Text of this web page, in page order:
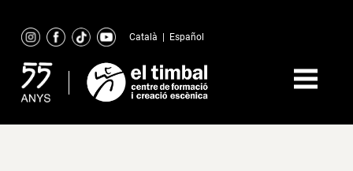
content
Català Español